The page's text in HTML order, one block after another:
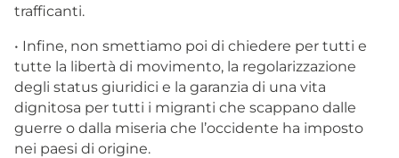
trafficanti.
• Infine, non smettiamo poi di chiedere per tutti e
tutte la libertà di movimento, la regolarizzazione
degli status giuridici e la garanzia di una vita
dignitosa per tutti i migranti che scappano dalle
guerre o dalla miseria che l’occidente ha imposto
nei paesi di origine.